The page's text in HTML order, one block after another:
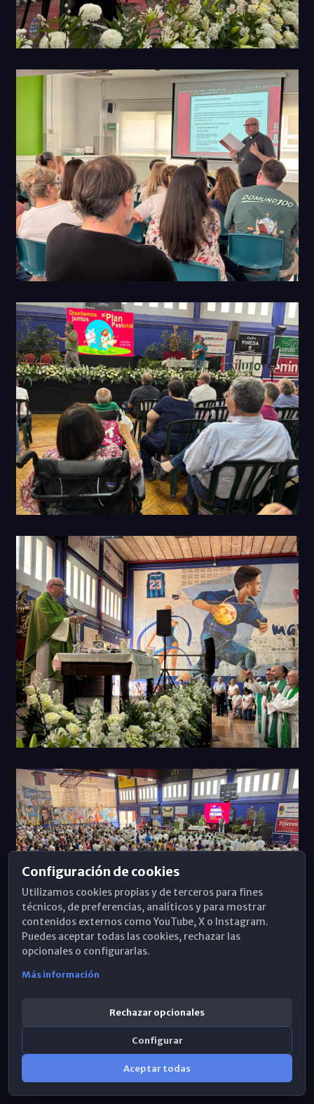
Configuración de cookies
Utilizamos cookies propias y de terceros para fines
técnicos, de preferencias, analíticos y para mostrar
contenidos externos como YouTube, X o Instagram.
Puedes aceptar todas las cookies, rechazar las
opcionales o configurarlas.
Más información
Rechazar opcionales
Configurar
Aceptar todas